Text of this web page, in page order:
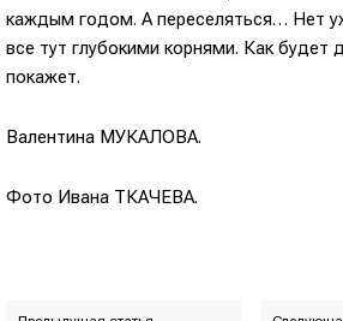
каждым годом. А переселяться… Нет
все тут глубокими корнями. Как будет
покажет.
Валентина МУКАЛОВА.
Фото Ивана ТКАЧЕВА.